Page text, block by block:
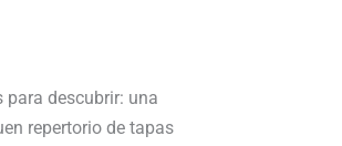
para descubrir: una
repertorio de tapas